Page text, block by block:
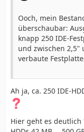
Ooch, mein
überschaubar:
knapp 250 IDE-
und zwischen 2,5"
verbaute
Ah ja, ca. 250 IDE-
Hier geht es